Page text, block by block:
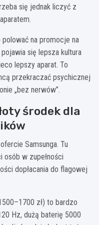
się jednak liczyć z
na promocje na
się lepsza kultura
lepszy aparat. To
przekraczać psychicznej
„bez nerwów”.
środek dla
Samsunga. Tu
w zupełności
dopłacania do flagowej
zł) to bardzo
Hz, dużą baterię 5000